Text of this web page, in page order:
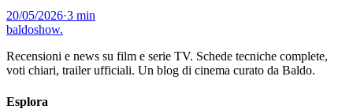
20/05/2026·3 min
baldoshow.
Recensioni e news su film e serie TV. Schede tecniche complete,
voti chiari, trailer ufficiali. Un blog di cinema curato da Baldo.
Esplora